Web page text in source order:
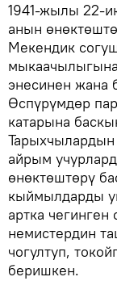
1941-жылы 22-
анын
Мекендик
энесинен жана
Өспүрүмдөр
катарына
айрым
өнөктөштөрү
кыймылдарды
артка
немистердин
чогултуп,
беришкен.